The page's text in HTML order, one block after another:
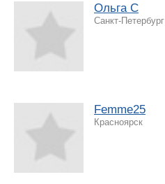
Ольга С
Санкт-Петербург
Femme25
Красноярск